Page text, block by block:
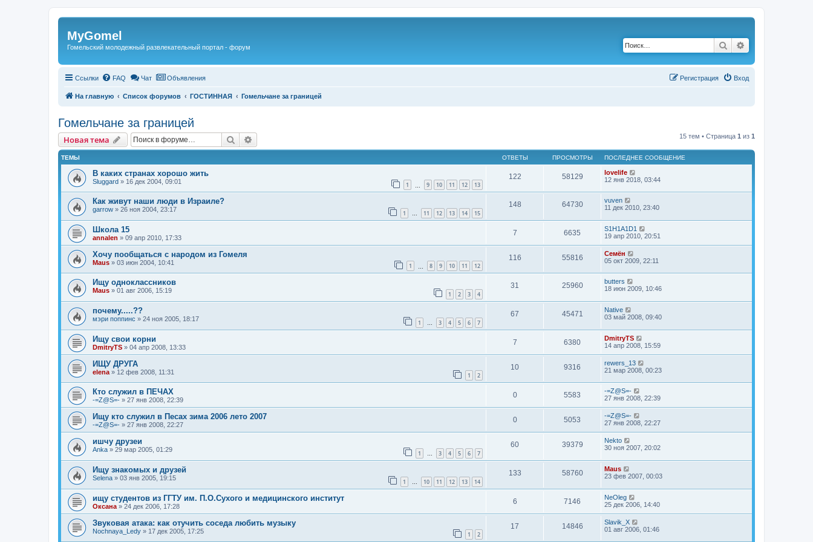
Регистрация
MyGomel
Гомельский молодежный развлекательный портал - форум Поиск
Ссылки FAQ Чат Объявления Вход
Регистрация
На главную Список форумов ГОСТИННАЯ Гомельчане за границей
Гомельчане за границей
Новая тема
Новаятема Поиск 15 тем • Страница 1 из 1
ТЕМЫ ОТВЕТЫ ПРОСМОТРЫ ПОСЛЕДНЕЕ СООБЩЕНИЕ
В каких странах хорошо жить
Sluggard » 16 дек 2004, 09:01 1 9 10 11 12 13
122 58129
lovelife
12 янв 2018, 03:44
Как живут наши люди в Израиле?
garrow » 26 ноя 2004, 23:17 1 … 11 12 13 14 15
148 64730
vuven
11 дек 2010, 23:40
Школа 15
annalen » 09 апр 2010, 17:33
7 6635
S1H1A1D1
19 апр 2010, 20:51
Хочу пообщаться с народом из Гомеля
Maus » 03 июн 2004, 10:41 1 8 9 10 11 12
116 55816
Семён
05 окт 2009, 22:11
Ищу одноклассников
Maus » 01 авг 2006, 15:19 1 2 3 4
31 25960
butters
18 июн 2009, 10:46
почему.....??
мэри поппинс » 24 ноя 2005, 18:17 1 … 3 4 5 6 7
67 45471
Native
03 май 2008, 09:40
Ищу свои корни
DmitryTS » 04 апр 2008, 13:33
7 6380
DmitryTS
14 апр 2008, 15:59
ИЩУ ДРУГА
elena » 12 фев 2008, 11:31 1 2
10 9316
rewers_13
21 мар 2008, 00:23
Кто служил в ПЕЧАХ
-=Z@S=- » 27 янв 2008, 22:39
0 5583
-=Z@S=-
27 янв 2008, 22:39
Ищу кто служил в Песах зима 2006 лето 2007
-=Z@S=- » 27 янв 2008, 22:27
0 5053
-=Z@S=-
27 янв 2008, 22:27
ишчу друзеи
Anka » 29 мар 2005, 01:29 1 … 3 4 5 6 7
60 39379
Nekto
30 ноя 2007, 20:02
Ищу знакомых и друзей
Selena » 03 янв 2005, 19:15 1 … 10 11 12 13 14
133 58760
Maus
23 фев 2007, 00:03
ищу студентов из ГГТУ им. П.О.Сухого и медицинского институт
Оксана » 24 дек 2006, 17:28
6 7146
NeOleg
25 дек 2006, 14:40
Звуковая атака: как отучить соседа любить музыку
Nochnaya_Ledy » 17 дек 2005, 17:25 1 2
17 14846
Slavik_X
01 авг 2006, 01:46